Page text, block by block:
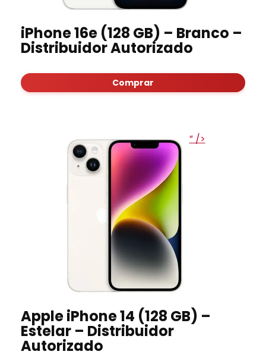
iPhone 16e (128 GB) – Branco –
Distribuidor Autorizado
Comprar
” />
Apple iPhone 14 (128 GB) –
Estelar – Distribuidor
Autorizado